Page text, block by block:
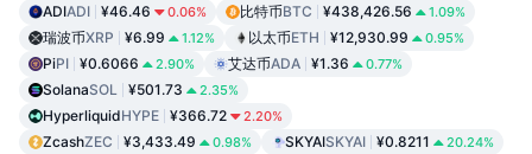
ADIADI ¥46.46 0.06% 比特币BTC ¥438,426.56 1.09%
瑞波币XRP ¥6.99 1.12% 以太币ETH ¥12,930.99 0.95%
PiPI ¥0.6066 2.90% 艾达币ADA ¥1.36 0.77%
SolanaSOL ¥501.73 2.35%
HyperliquidHYPE ¥366.72 2.20%
ZcashZEC ¥3,433.49 0.98% SKYAISKYAI ¥0.8211 20.24%